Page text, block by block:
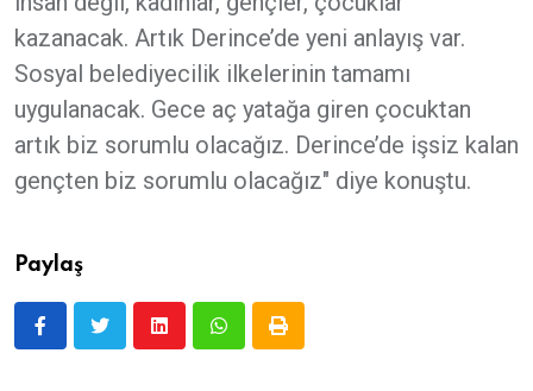
kazanacak. Artık Derince’de yeni anlayış var.
Sosyal belediyecilik ilkelerinin tamamı
uygulanacak. Gece aç yatağa giren çocuktan
artık biz sorumlu olacağız. Derince’de işsiz kalan
gençten biz sorumlu olacağız" diye konuştu.
Paylaş